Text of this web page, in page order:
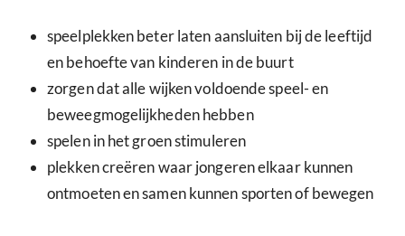
speelplekken beter laten aansluiten bij de leeftijd
en behoefte van kinderen in de buurt
zorgen dat alle wijken voldoende speel- en
beweegmogelijkheden hebben
spelen in het groen stimuleren
plekken creëren waar jongeren elkaar kunnen
ontmoeten en samen kunnen sporten of bewegen